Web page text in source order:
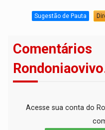
Sugestão de Pauta
Comentários
Acesse sua conta do